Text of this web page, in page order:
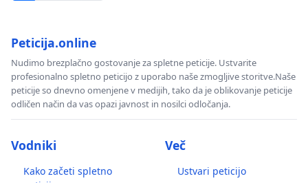
Peticija.online
Nudimo brezplačno gostovanje za spletne peticije. Ustvarite
profesionalno spletno peticijo z uporabo naše zmogljive storitve.Naše
peticije so dnevno omenjene v medijih, tako da je oblikovanje peticije
odličen način da vas opazi javnost in nosilci odločanja.
Vodniki
Kako začeti spletno
Več
Ustvari peticijo